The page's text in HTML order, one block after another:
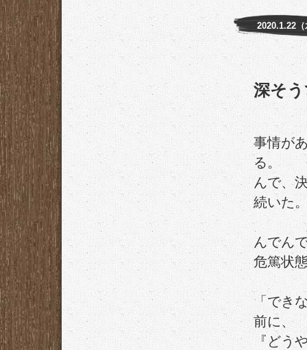
2020.1.22（
深そ
事情が
る。
んで、
続いた
んでん
危篤状
「でき
前に、
『どう